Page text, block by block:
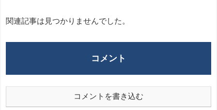
関連記事は見つかりませんでした。
コメント
コメントを書き込む